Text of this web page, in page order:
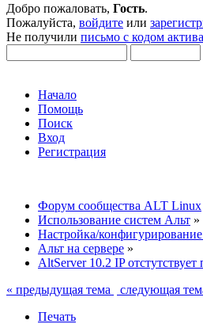
Добро пожаловать, Гость.
Пожалуйста, войдите или
Не получили письмо с кодом
Начало
Помощь
Поиск
Вход
Регистрация
Форум сообщества ALT Linux
Использование систем Альт »
Настройка/
Альт на сервере »
AltServer 10.2 IP
« предыдущая тема
следующая
Печать